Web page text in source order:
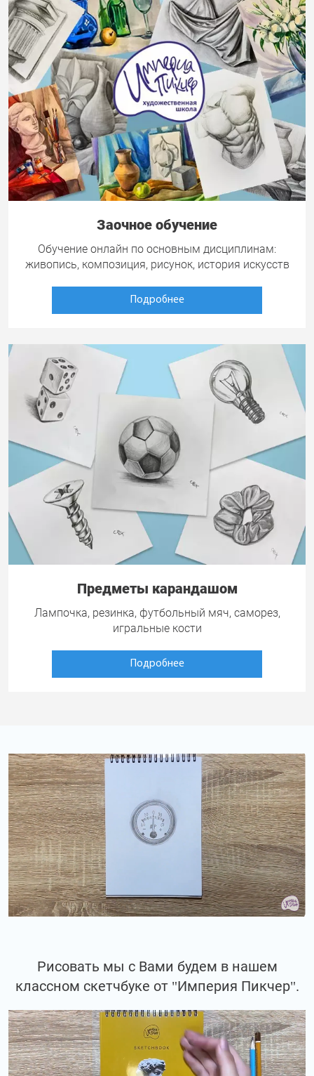
Заочное обучение
Обучение онлайн по основным дисциплинам:
живопись, композиция, рисунок, история искусств
Подробнее
Предметы карандашом
Лампочка, резинка, футбольный мяч, саморез,
игральные кости
Подробнее
Рисовать мы с Вами будем в нашем
классном скетчбуке от "Империя Пикчер".